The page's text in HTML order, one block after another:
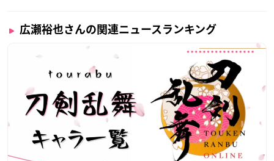
広瀬裕也さんの関連ニュースランキング